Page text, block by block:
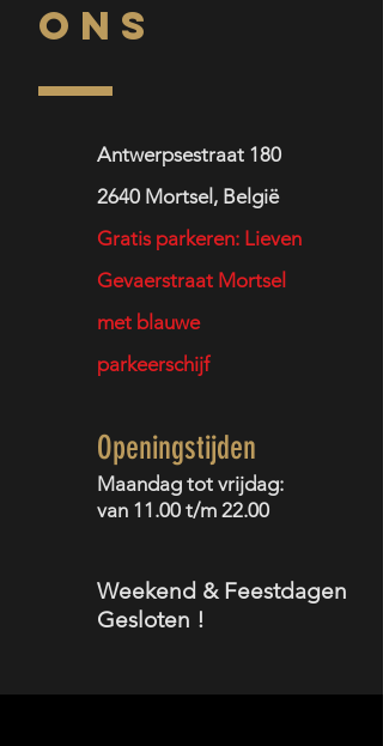
ONS
Antwerpsestraat 180
2640 Mortsel, België
Gratis parkeren: Lieven
Gevaerstraat Mortsel
met blauwe
parkeerschijf
Openingstijden
Maandag tot vrijdag:
van 11 .00 t/m 22.00
Weekend & Feestdagen
Gesloten !